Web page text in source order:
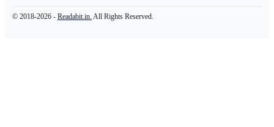
© 2018-2026 - Readabit.in. All Rights Reserved.